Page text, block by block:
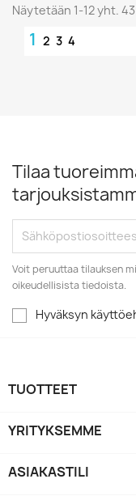
Näytetään 1-12 yht.
1 2 3 4
Tilaa
Voit peruuttaa tilauksen
oikeudellisista tiedoista.
Hyväksyn
TUOTTEET
YRITYKSEMME
ASIAKASTILI